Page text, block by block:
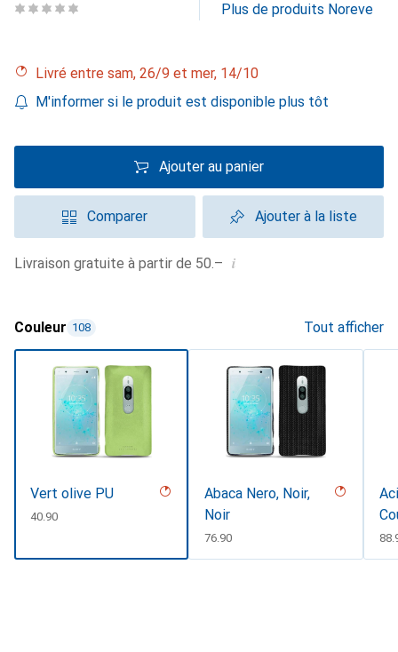
Plus de produits Noreve
Livré entre sam, 26/9 et mer, 14/10
M'informer si le produit est disponible plus tôt
Ajouter au panier
Comparer Ajouter à la liste
Livraison gratuite à partir de 50.– i
Couleur 108 Tout afficher
Vert olive PU
CHF
40.90
Abaca Nero, Noir,
Noir
CHF
76.90